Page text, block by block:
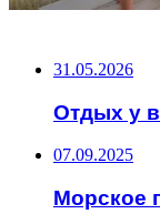
31.05.2026
Отдых у
07.09.2025
Морское